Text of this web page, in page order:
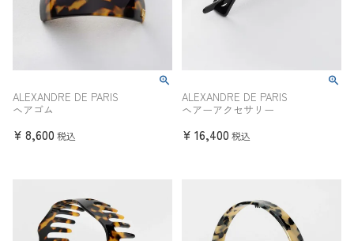
ALEXANDRE DE PARIS
ヘアゴム
¥ 8,600 税込
ALEXANDRE DE PARIS
ヘアーアクセサリー
¥ 16,400 税込